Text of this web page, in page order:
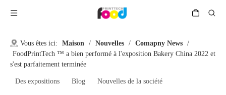
Vous êtes ici: Maison / Nouvelles / Comapny News /
FoodPrintTech ™ a bien performé à l'exposition Bakery China 2022 et
s'est parfaitement terminée
Des expositions Blog Nouvelles de la société